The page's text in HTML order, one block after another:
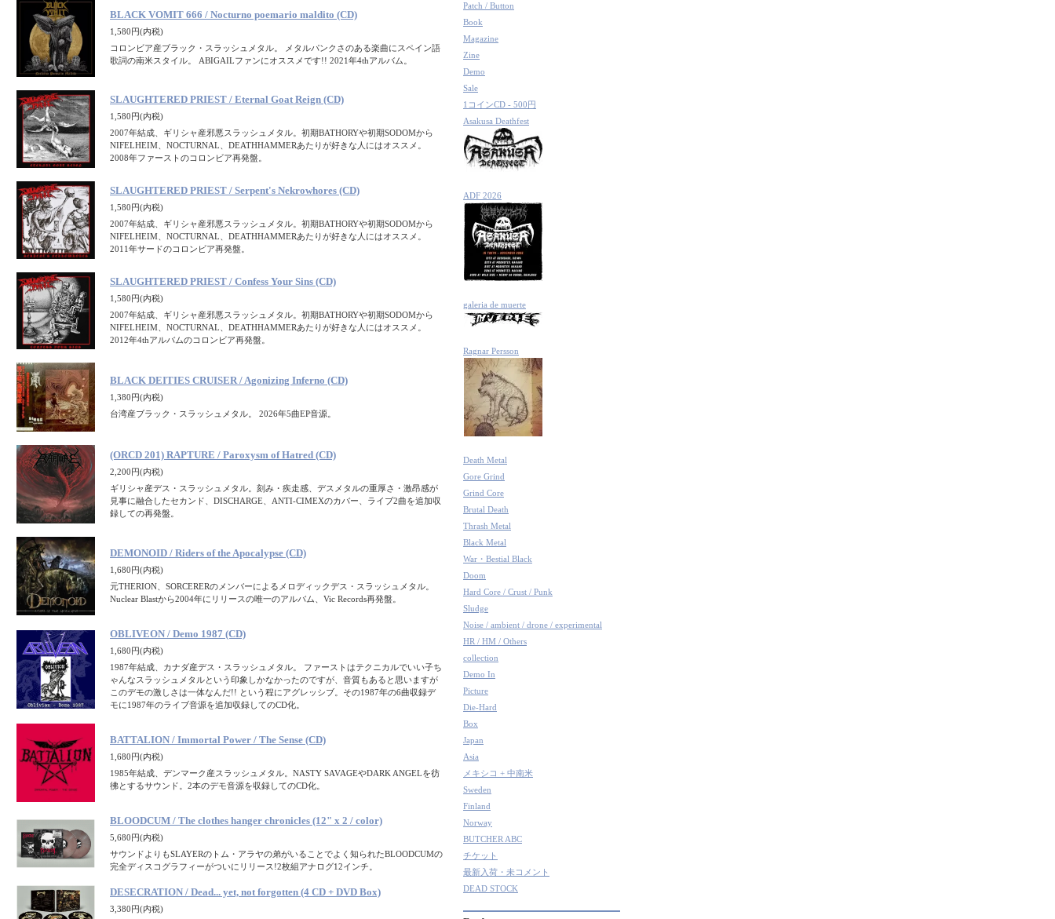
BLACK VOMIT 666 / Nocturno poemario maldito (CD)
1,580円(内税)
コロンビア産ブラック・スラッシュメタル。 メタルパンクさのある楽曲にスペイン語
歌詞の南米スタイル。 ABIGAILファンにオススメです!! 2021年4thアルバム。
SLAUGHTERED PRIEST / Eternal Goat Reign (CD)
1,580円(内税)
2007年結成、ギリシャ産邪悪スラッシュメタル。初期BATHORYや初期SODOMから
NIFELHEIM、NOCTURNAL、DEATHHAMMERあたりが好きな人にはオススメ。
2008年ファーストのコロンビア再発盤。
SLAUGHTERED PRIEST / Serpent's Nekrowhores (CD)
1,580円(内税)
2007年結成、ギリシャ産邪悪スラッシュメタル。初期BATHORYや初期SODOMから
NIFELHEIM、NOCTURNAL、DEATHHAMMERあたりが好きな人にはオススメ。
2011年サードのコロンビア再発盤。
SLAUGHTERED PRIEST / Confess Your Sins (CD)
1,580円(内税)
2007年結成、ギリシャ産邪悪スラッシュメタル。初期BATHORYや初期SODOMから
NIFELHEIM、NOCTURNAL、DEATHHAMMERあたりが好きな人にはオススメ。
2012年4thアルバムのコロンビア再発盤。
BLACK DEITIES CRUISER / Agonizing Inferno (CD)
1,380円(内税)
台湾産ブラック・スラッシュメタル。 2026年5曲EP音源。
(ORCD 201) RAPTURE / Paroxysm of Hatred (CD)
2,200円(内税)
ギリシャ産デス・スラッシュメタル。刻み・疾走感、デスメタルの重厚さ・激昂感が
見事に融合したセカンド、DISCHARGE、ANTI-CIMEXのカバー、ライブ2曲を追加収
録しての再発盤。
DEMONOID / Riders of the Apocalypse (CD)
1,680円(内税)
元THERION、SORCERERのメンバーによるメロディックデス・スラッシュメタル。
Nuclear Blastから2004年にリリースの唯一のアルバム、Vic Records再発盤。
OBLIVEON / Demo 1987 (CD)
1,680円(内税)
1987年結成、カナダ産デス・スラッシュメタル。 ファーストはテクニカルでいい子ち
ゃんなスラッシュメタルという印象しかなかったのですが、音質もあると思いますが
このデモの激しさは一体なんだ!! という程にアグレッシブ。その1987年の6曲収録デ
モに1987年のライブ音源を追加収録してのCD化。
BATTALION / Immortal Power / The Sense (CD)
1,680円(内税)
1985年結成、デンマーク産スラッシュメタル。NASTY SAVAGEやDARK ANGELを彷
彿とするサウンド。2本のデモ音源を収録してのCD化。
BLOODCUM / The clothes hanger chronicles (12" x 2 / color)
5,680円(内税)
サウンドよりもSLAYERのトム・アラヤの弟がいることでよく知られたBLOODCUMの
完全ディスコグラフィーがついにリリース!2枚組アナログ12インチ。
DESECRATION / Dead... yet, not forgotten (4 CD + DVD Box)
3,380円(内税)
Patch / Button
Book
Magazine
Zine
Demo
Sale
1コインCD - 500円
Asakusa Deathfest
ADF 2026
galeria de muerte
Ragnar Persson
Death Metal
Gore Grind
Grind Core
Brutal Death
Thrash Metal
Black Metal
War・Bestial Black
Doom
Hard Core / Crust / Punk
Sludge
Noise / ambient / drone / experimental
HR / HM / Others
collection
Demo In
Picture
Die-Hard
Box
Japan
Asia
メキシコ + 中南米
Sweden
Finland
Norway
BUTCHER ABC
チケット
最新入荷・未コメント
DEAD STOCK